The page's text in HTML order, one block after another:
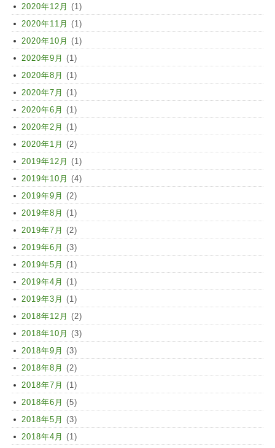
2020年12月 (1)
2020年11月 (1)
2020年10月 (1)
2020年9月 (1)
2020年8月 (1)
2020年7月 (1)
2020年6月 (1)
2020年2月 (1)
2020年1月 (2)
2019年12月 (1)
2019年10月 (4)
2019年9月 (2)
2019年8月 (1)
2019年7月 (2)
2019年6月 (3)
2019年5月 (1)
2019年4月 (1)
2019年3月 (1)
2018年12月 (2)
2018年10月 (3)
2018年9月 (3)
2018年8月 (2)
2018年7月 (1)
2018年6月 (5)
2018年5月 (3)
2018年4月 (1)